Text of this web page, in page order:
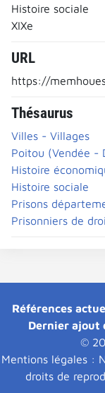
Histoire sociale
XIXe
URL
https://
Thésaurus
Villes - Villages
Poitou (Vendée -
Histoire
Histoire sociale
Prisons
Prisonniers de
Références
Dernier ajout
©
Mentions légales :
droits de